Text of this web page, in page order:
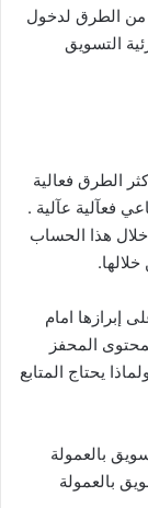
من الطرق لدخول
التسويق
الطرق فعالية
فعآلية عآلية .
هذا الحساب
إبرازها امام
المحفز
يحتاج المتابع
بالعمولة